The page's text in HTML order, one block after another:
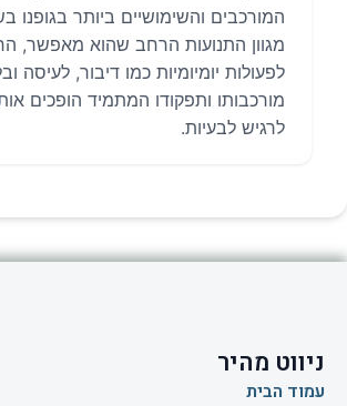
המורכבים והשימושיים ביותר בגופנו
מגוון התנועות הרחב שהוא מאפשר,
לפעולות יומיומיות כמו דיבור, לעיסה
מורכבותו ותפקודו המתמיד הופכים
לרגיש לבעיות.
ניווט מהיר
עמוד הבית